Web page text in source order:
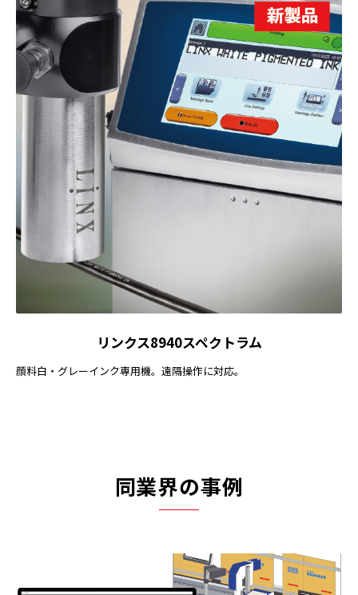
リンクス8940スペクトラム
顔料白・グレーインク専用機。遠隔操作に対応。
同業界の事例